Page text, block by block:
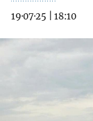
19·07·25
18:10